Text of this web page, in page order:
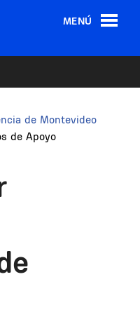
MENÚ
de Montevideo
de Apoyo